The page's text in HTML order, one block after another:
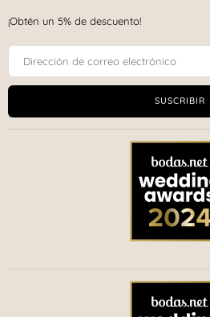
¡Obtén un 5% de descuento!
SUSCRIBIR